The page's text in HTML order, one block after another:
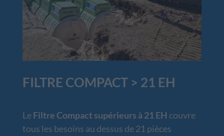
FILTRE COMPACT > 21 EH
LeFiltre Compact supérieurs à 21 EH couvre
tous les besoins au dessus de 21 pièces